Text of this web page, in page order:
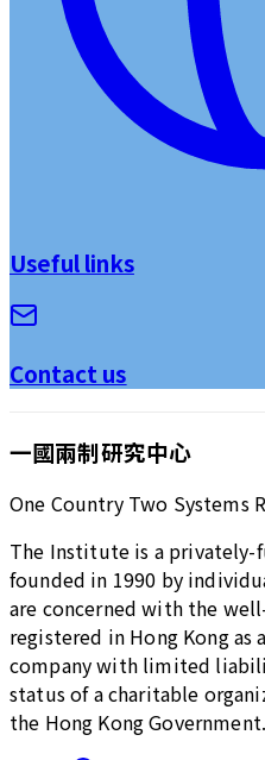
Useful links
Contact us
一國兩制研究中心
One Country Two Systems
The Institute is a
founded in 1990 by
are concerned with the
registered in Hong Kong
company with limited
status of a charitable
the Hong Kong Government.